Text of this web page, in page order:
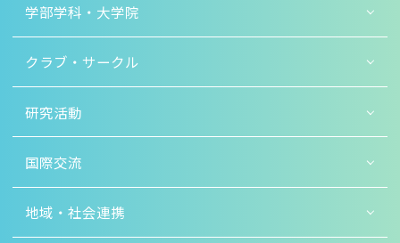
学部学科・大学院
クラブ・サークル
研究活動
国際交流
地域・社会連携